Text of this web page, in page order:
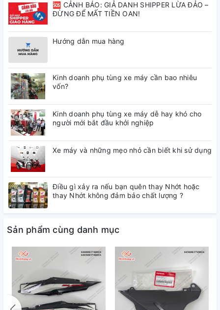
🆘 CẢNH BÁO: GIẢ DANH SHIPPER LỪA ĐẢO –
ĐỪNG ĐỂ MẤT TIỀN OAN!
Hướng dẫn mua hàng
Kinh doanh phụ tùng xe máy cần bao nhiêu
vốn?
Kinh doanh phụ tùng xe máy dễ hay khó cho
người mới bắt đầu khởi nghiệp
Xe máy và những mẹo nhỏ cần biết khi sử dụng
Điều gì xảy ra nếu bạn quên thay Nhớt hoặc
thay Nhớt không đảm bảo chất lượng ?
Sản phẩm cùng danh mục